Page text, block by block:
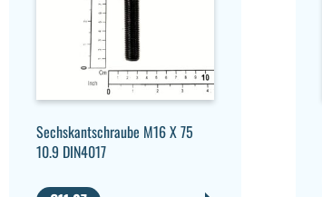
Sechskantschraube M16 X 75
10.9 DIN4017